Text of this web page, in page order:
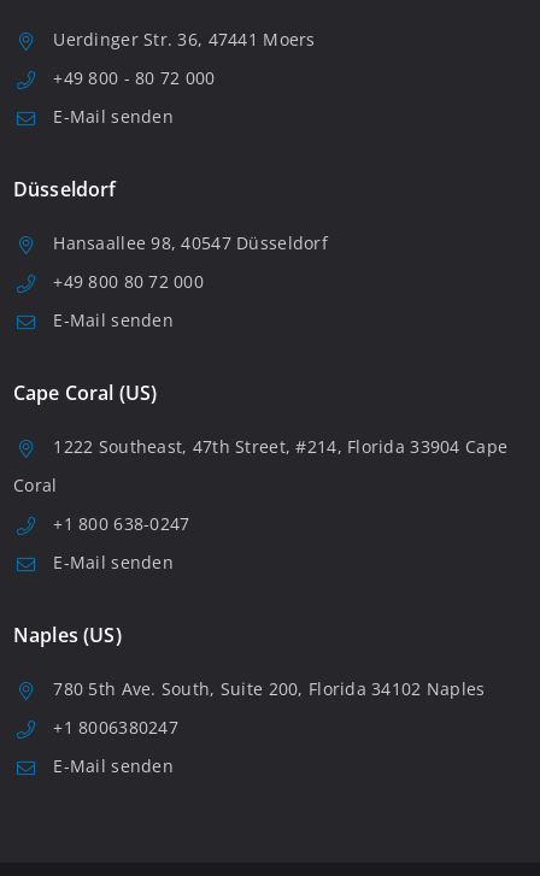
Uerdinger Str. 36, 47441 Moers
+49 800 - 80 72 000
E-Mail senden
Düsseldorf
Hansaallee 98, 40547 Düsseldorf
+49 800 80 72 000
E-Mail senden
Cape Coral (US)
1222 Southeast, 47th Street, #214, Florida 33904 Cape
Coral
+1 800 638-0247
E-Mail senden
Naples (US)
780 5th Ave. South, Suite 200, Florida 34102 Naples
+1 8006380247
E-Mail senden